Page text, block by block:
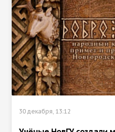
30 декабря, 13:12